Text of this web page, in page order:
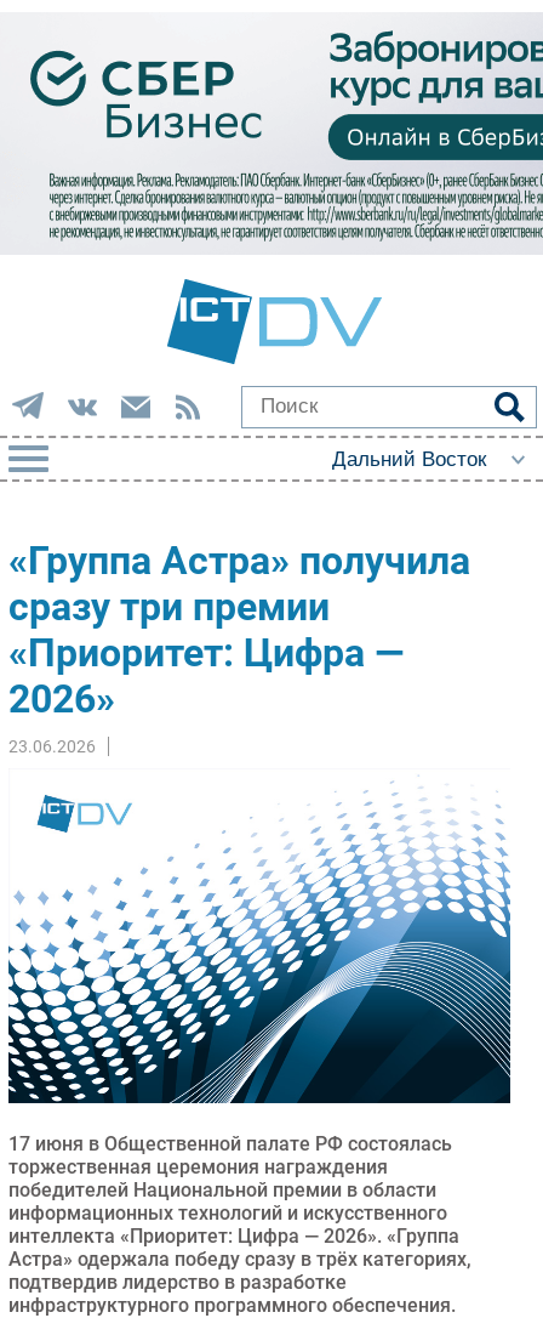
Импорто­замещение
Автоматизация Промышленности
Интернет
Мобильная связь
Фиксированная связь
Интеграция
Маркетинг
Оборудование
ПО
Outsourcing
Кадры
Регулирование
Финансы
Web
Инновации
CIO/Управление ИТ
Гаджеты
Здоровье
РАЗДЕЛЫ
«Группа Астра» получила
сразу три премии
«Приоритет: Цифра —
2026»
23.06.2026
17 июня в Общественной палате РФ состоялась
торжественная церемония награждения
победителей Национальной премии в области
информационных технологий и искусственного
интеллекта «Приоритет: Цифра — 2026». «Группа
Астра» одержала победу сразу в трёх категориях,
подтвердив лидерство в разработке
инфраструктурного программного обеспечения.